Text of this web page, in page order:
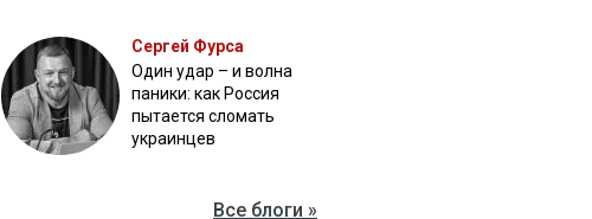
Сергей Фурса
Один удар – и волна
паники: как Россия
пытается сломать
украинцев
Все блоги »